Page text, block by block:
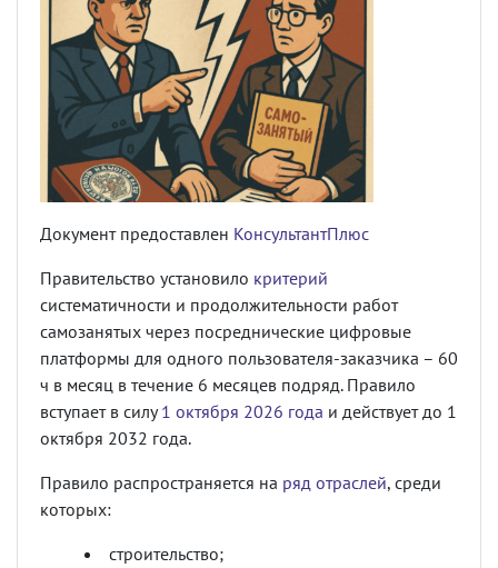
Документ предоставлен КонсультантПлюс
Правительство установило критерий
систематичности и продолжительности работ
самозанятых через посреднические цифровые
платформы для одного пользователя-заказчика – 60
ч в месяц в течение 6 месяцев подряд. Правило
вступает в силу1 октября 2026 года и действует до 1
октября 2032 года.
Правило распространяется на ряд отраслей, среди
которых:
строительство;